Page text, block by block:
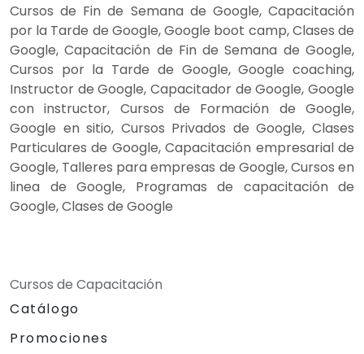
Cursos de Fin de Semana de Google, Capacitación
por la Tarde de Google, Google boot camp, Clases de
Google, Capacitación de Fin de Semana de Google,
Cursos por la Tarde de Google, Google coaching,
Instructor de Google, Capacitador de Google, Google
con instructor, Cursos de Formación de Google,
Google en sitio, Cursos Privados de Google, Clases
Particulares de Google, Capacitación empresarial de
Google, Talleres para empresas de Google, Cursos en
linea de Google, Programas de capacitación de
Google, Clases de Google
Cursos de Capacitación
Catálogo
Promociones